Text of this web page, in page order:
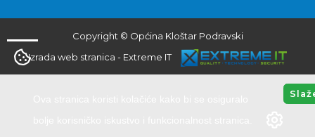
Copyright © Općina Kloštar Podravski
Izrada web stranica - Extreme IT